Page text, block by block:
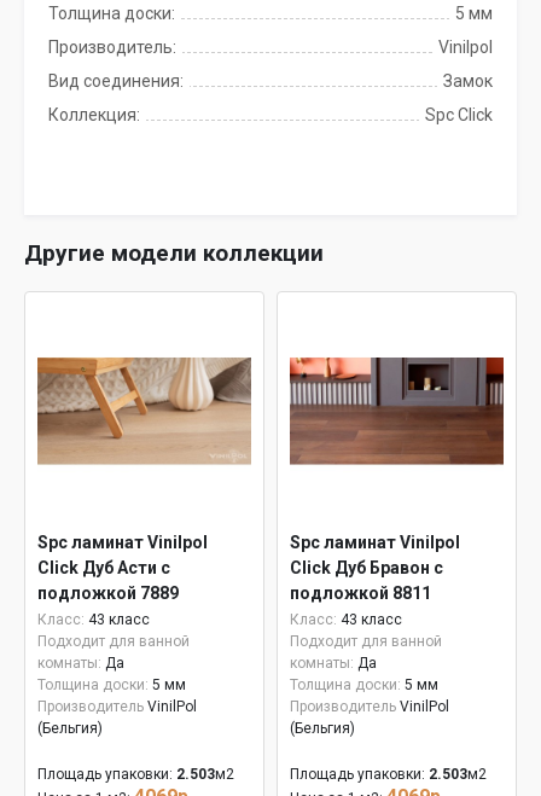
Толщина доски:
5 мм
Производитель:
Vinilpol
Вид соединения:
Замок
Коллекция:
Spc Click
Другие модели коллекции
Spc ламинат Vinilpol
Click Дуб Асти с
подложкой 7889
Класс: 43 класс
Подходит для ванной
комнаты: Да
Толщина доски: 5 мм
Производитель VinilPol
(Бельгия)
Площадь упаковки: 2.503м2
Spc ламинат Vinilpol
Click Дуб Бравон с
подложкой 8811
Класс: 43 класс
Подходит для ванной
комнаты: Да
Толщина доски: 5 мм
Производитель VinilPol
(Бельгия)
Площадь упаковки: 2.503м2